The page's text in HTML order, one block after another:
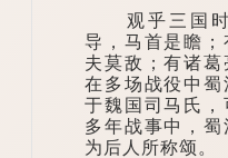
观乎三国时
导，马首是瞻
夫莫敌；有诸葛
在多场战役中
于魏国司马氏
多年战事中，蜀
为后人所称颂。